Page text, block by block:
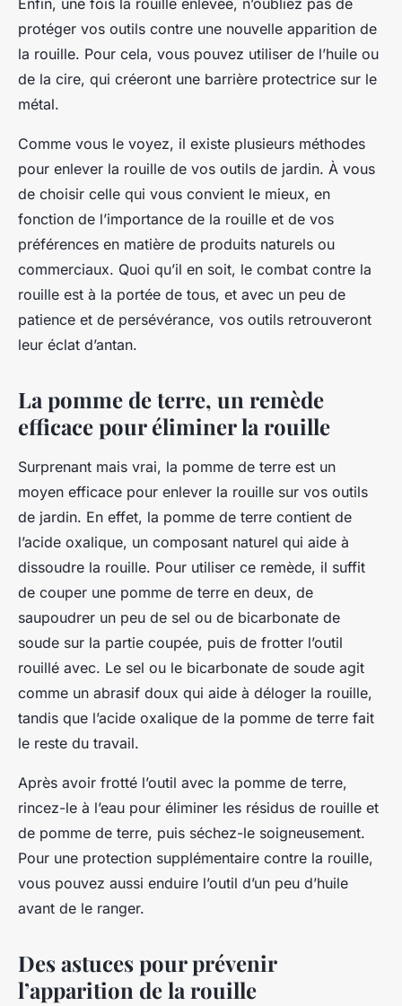
Enfin, une fois la rouille enlevée, n’oubliez pas de
protéger vos outils contre une nouvelle apparition de
la rouille. Pour cela, vous pouvez utiliser de l’huile ou
de la cire, qui créeront une barrière protectrice sur le
métal.
Comme vous le voyez, il existe plusieurs méthodes
pour enlever la rouille de vos outils de jardin. À vous
de choisir celle qui vous convient le mieux, en
fonction de l’importance de la rouille et de vos
préférences en matière de produits naturels ou
commerciaux. Quoi qu’il en soit, le combat contre la
rouille est à la portée de tous, et avec un peu de
patience et de persévérance, vos outils retrouveront
leur éclat d’antan.
La pomme de terre, un remède
efficace pour éliminer la rouille
Surprenant mais vrai, la pomme de terre est un
moyen efficace pour enlever la rouille sur vos outils
de jardin. En effet, la pomme de terre contient de
l’acide oxalique, un composant naturel qui aide à
dissoudre la rouille. Pour utiliser ce remède, il suffit
de couper une pomme de terre en deux, de
saupoudrer un peu de sel ou de bicarbonate de
soude sur la partie coupée, puis de frotter l’outil
rouillé avec. Le sel ou le bicarbonate de soude agit
comme un abrasif doux qui aide à déloger la rouille,
tandis que l’acide oxalique de la pomme de terre fait
le reste du travail.
Après avoir frotté l’outil avec la pomme de terre,
rincez-le à l’eau pour éliminer les résidus de rouille et
de pomme de terre, puis séchez-le soigneusement.
Pour une protection supplémentaire contre la rouille,
vous pouvez aussi enduire l’outil d’un peu d’huile
avant de le ranger.
Des astuces pour prévenir
l’apparition de la rouille